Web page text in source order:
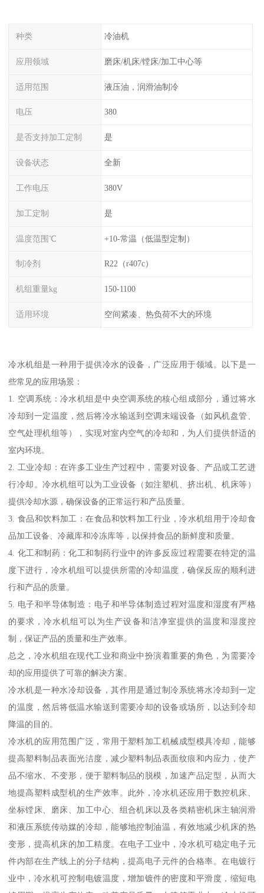
种类 冷油机
应用领域 磨床/机床/镗床/加工中心等
适用范围 液压油，润滑油制冷
电压 380
是否支持加工定制 是
设备状态 全新
工作电压 380V
加工定制 是
温度范围℃ +10-常温（低温型定制）
制冷剂 R22（r407c）
机组重量kg 150-1100
适用环境 空间紧凑、热负荷不大的环境
冷水机组是一种用于提供冷水的设备，广泛应用于领域。以下是一
些常见的应用场景：
1. 空调系统：冷水机组是中央空调系统的核心组成部分，通过将水
冷却到一定温度，然后将冷水输送到空调末端设备（如风机盘管、
空气处理机组等），实现对室内空气的冷却和，为人们提供舒适的
室内环境。
2. 工业冷却：在许多工业生产过程中，需要对设备、产品或工艺进
行冷却。冷水机组可以为工业设备（如注塑机、挤出机、机床等）
提供冷却水源，确保设备的正常运行和产品质量。
3. 食品和饮料加工：在食品和饮料加工行业，冷水机组用于冷却食
品加工设备、冷藏库和冷冻库等，以保持食品的新鲜度和质量。
4. 化工和制药：化工和制药行业中的许多反应过程需要在特定的温
度下进行，冷水机组可以提供所需的冷却温度，确保反应的顺利进
行和产品的质量。
5. 电子和半导体制造：电子和半导体制造过程对温度和湿度有严格
的要求，冷水机组可以为生产设备和洁净室提供的温度和湿度控
制，保证产品的质量和生产效率。
总之，冷水机组在现代工业和商业中扮演着重要的角色，为需要冷
却的应用提供了可靠的解决方案。
冷水机是一种水冷却设备，其作用是通过制冷系统将水冷却到一定
的温度，然后将低温水输送到需要冷却的设备或场所，以达到冷却
降温的目的。
冷水机的应用范围广泛，常用于塑料加工机械成型模具冷却，能够
提高塑料制品表面光洁度，减少塑料制品表面纹痕和内应力，使产
品不缩水、不变形，便于塑料制品的脱模，加速产品定型，从而大
地提高塑料成型机的生产效率。此外，冷水机还应用于数控机床、
坐标镗床、磨床、加工中心、组合机床以及各类精密机床主轴润滑
和液压系统传动媒的冷却，能够地控制油温，有效地减少机床的热
变形，提高机床的加工精度。在电子工业中，冷水机可稳定电子元
件内部在生产线上的分子结构，提高电子元件的合格率。在电镀行
业中，冷水机可控制电镀温度，增加镀件的密度和平滑度，缩短电